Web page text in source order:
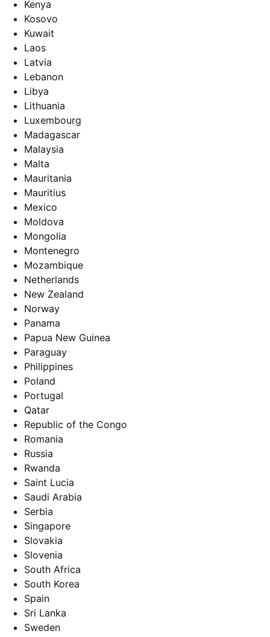
Kenya
Kosovo
Kuwait
Laos
Latvia
Lebanon
Libya
Lithuania
Luxembourg
Madagascar
Malaysia
Malta
Mauritania
Mauritius
Mexico
Moldova
Mongolia
Montenegro
Mozambique
Netherlands
New Zealand
Norway
Panama
Papua New Guinea
Paraguay
Philippines
Poland
Portugal
Qatar
Republic of the Congo
Romania
Russia
Rwanda
Saint Lucia
Saudi Arabia
Serbia
Singapore
Slovakia
Slovenia
South Africa
South Korea
Spain
Sri Lanka
Sweden